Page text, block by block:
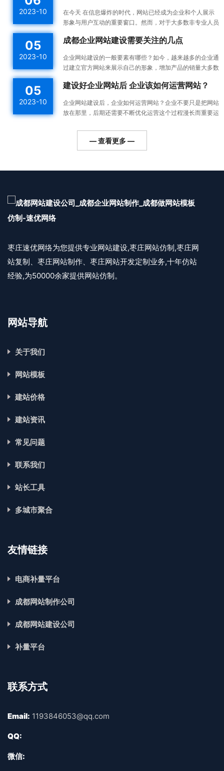
2023-10
在今天 在信息爆炸的时代，网站已经成为企业和个人展示
形象与用户互动的重要窗口。然而，对于大多数非专业人员
所以...
05
2023-10
成都企业网站建设需要关注的几点
企业网站建设的一般要素有哪些？如今，越来越多的企业通
过建立官方网站来展示自己的形象，增加产品的销量大多数
一件...
05
2023-10
建设好企业网站后 企业该如何运营网站？
企业网站建设后，企业如何运营网站？企业不要只是把网站
放在那里，后期还需要不断优化运营这个过程漫长而重要运
助更...
— 查看更多 —
枣庄速优网络为您提供专业网站建设,枣庄网站仿制,枣庄网
站复制、枣庄网站制作、枣庄网站开发定制业务,十年仿站
经验,为50000余家提供网站仿制。
网站导航
关于我们
网站模板
建站价格
建站资讯
常见问题
联系我们
站长工具
多城市聚合
友情链接
电商补量平台
成都网站制作公司
成都网站建设公司
补量平台
联系方式
Email: 1193846053@qq.com
QQ:
微信: